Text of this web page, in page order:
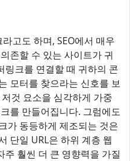
고도 하며, SEO에서 매우
존할 수 있는 사이트가 귀
크를 연결할 때 귀하의 콘
모터를 찾으라는 신호를 보
것 요소을 심각하게 가중
를 만들어집니다. 그럼에도
가 동등하게 제조되는 것은
단일 URL은 하위 계층 웹
훨씬 더 큰 영향력을 가질